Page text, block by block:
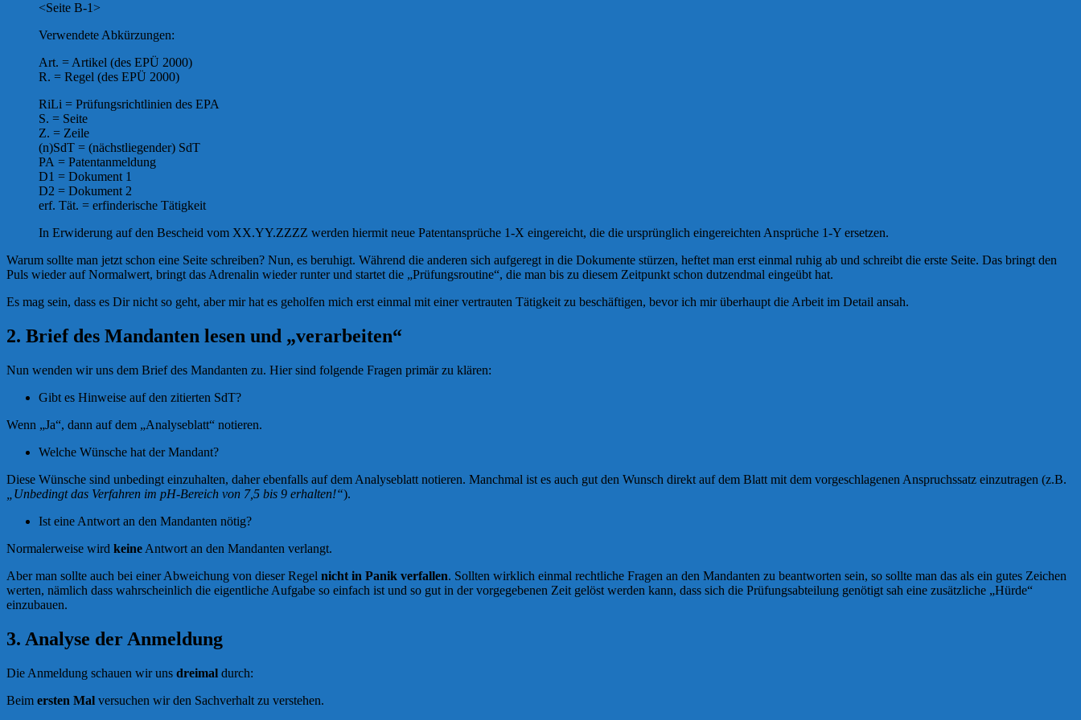
<Seite B-1>
Verwendete Abkürzungen:
Art. = Artikel (des EPÜ 2000)
R. = Regel (des EPÜ 2000)
RiLi = Prüfungsrichtlinien des EPA
S. = Seite
Z. = Zeile
(n)SdT = (nächstliegender) SdT
PA = Patentanmeldung
D1 = Dokument 1
D2 = Dokument 2
erf. Tät. = erfinderische Tätigkeit
In Erwiderung auf den Bescheid vom XX.YY.ZZZZ werden hiermit neue Patentansprüche 1-X eingereicht, die die ursprünglich eingereichten Ansprüche 1-Y ersetzen.
Warum sollte man jetzt schon eine Seite schreiben? Nun, es beruhigt. Während die anderen sich aufgeregt in die Dokumente stürzen, heftet man erst einmal ruhig ab und schreibt die erste Seite. Das bringt den
Puls wieder auf Normalwert, bringt das Adrenalin wieder runter und startet die „Prüfungsroutine“, die man bis zu diesem Zeitpunkt schon dutzendmal eingeübt hat.
Es mag sein, dass es Dir nicht so geht, aber mir hat es geholfen mich erst einmal mit einer vertrauten Tätigkeit zu beschäftigen, bevor ich mir überhaupt die Arbeit im Detail ansah.
2. Brief des Mandanten lesen und „verarbeiten“
Nun wenden wir uns dem Brief des Mandanten zu. Hier sind folgende Fragen primär zu klären:
Gibt es Hinweise auf den zitierten SdT?
Wenn „Ja“, dann auf dem „Analyseblatt“ notieren.
Welche Wünsche hat der Mandant?
Diese Wünsche sind unbedingt einzuhalten, daher ebenfalls auf dem Analyseblatt notieren. Manchmal ist es auch gut den Wunsch direkt auf dem Blatt mit dem vorgeschlagenen Anspruchssatz einzutragen (z.B.
„Unbedingt das Verfahren im pH-Bereich von 7,5 bis 9 erhalten!“).
Ist eine Antwort an den Mandanten nötig?
Normalerweise wird keine Antwort an den Mandanten verlangt.
Aber man sollte auch bei einer Abweichung von dieser Regel nicht in Panik verfallen. Sollten wirklich einmal rechtliche Fragen an den Mandanten zu beantworten sein, so sollte man das als ein gutes Zeichen
werten, nämlich dass wahrscheinlich die eigentliche Aufgabe so einfach ist und so gut in der vorgegebenen Zeit gelöst werden kann, dass sich die Prüfungsabteilung genötigt sah eine zusätzliche „Hürde“
einzubauen.
3. Analyse der Anmeldung
Die Anmeldung schauen wir uns dreimal durch:
Beim ersten Mal versuchen wir den Sachverhalt zu verstehen.